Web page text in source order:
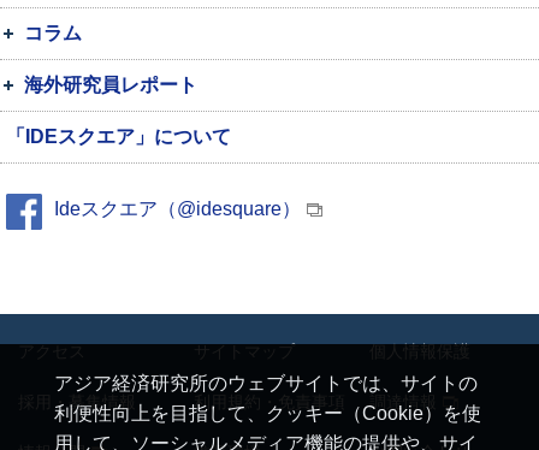
コラム
海外研究員レポート
「IDEスクエア」について
Ideスクエア（@idesquare）
アジア経済研究所のウェブサイトでは、サイトの
利便性向上を目指して、クッキー（Cookie）を使
用して、ソーシャルメディア機能の提供や、サイ
アクセス サイトマップ 個人情報保護
採用・募集情報 利用規約・免責事項 調達情報